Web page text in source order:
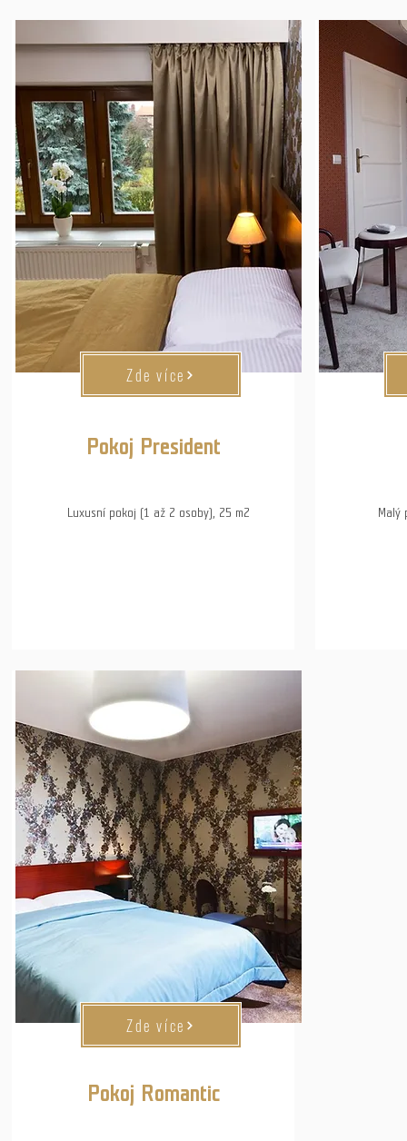
Zde více
Pokoj President
Luxusní pokoj (1 až 2 osoby), 25 m2 Malý
Zde více
Pokoj Romantic